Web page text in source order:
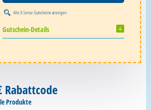
AlleX-Sense Gutscheineanzeigen
Gutschein-Details
Rabattcode
Produkte